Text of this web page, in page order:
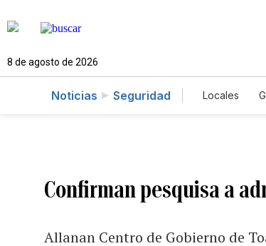
8 de agosto de 2026
Noticias Seguridad Locales
Confirman pesquisa a
Allanan Centro de Gobierno de